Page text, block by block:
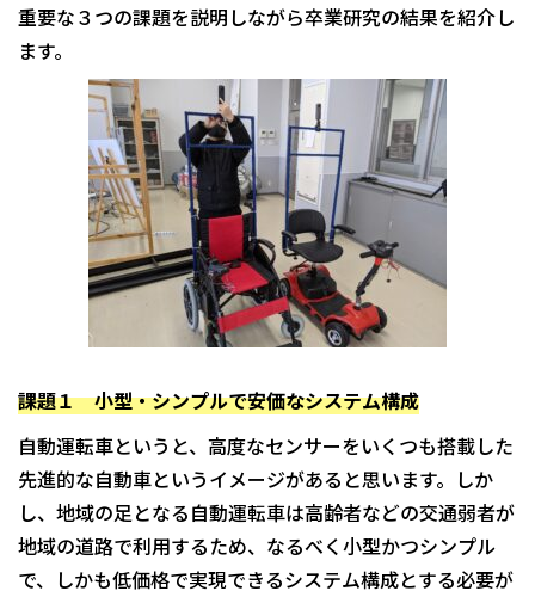
重要な３つの課題を説明しながら卒業研究の結果を紹介し
ます。
課題１ 小型・シンプルで安価なシステム構成
自動運転車というと、高度なセンサーをいくつも搭載した
先進的な自動車というイメージがあると思います。しか
し、地域の足となる自動運転車は高齢者などの交通弱者が
地域の道路で利用するため、なるべく小型かつシンプル
で、しかも低価格で実現できるシステム構成とする必要が